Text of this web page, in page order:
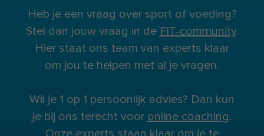
Heb je een vraag over sport of voeding?
Stel dan jouw vraag in de FIT-community.
Hier staat ons team van experts klaar
om jou te helpen met al je vragen.
Wil je 1 op 1 persoonlijk advies? Dan kun
je bij ons terecht voor online coaching.